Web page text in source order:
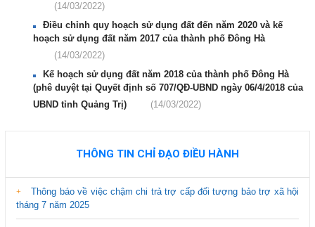
(14/03/2022)
Điều chỉnh quy hoạch sử dụng đất đến năm 2020 và kế
hoạch sử dụng đất năm 2017 của thành phố Đông Hà
(14/03/2022)
Kế hoạch sử dụng đất năm 2018 của thành phố Đông Hà
(phê duyệt tại Quyết định số 707/QĐ-UBND ngày 06/4/2018 của
UBND tỉnh Quảng Trị)
(14/03/2022)
THÔNG TIN CHỈ ĐẠO ĐIỀU HÀNH
Thông báo về việc chậm chi trả trợ cấp đối tượng bảo trợ xã hội
tháng 7 năm 2025